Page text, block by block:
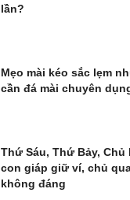
lần?
Mẹo mài kéo sắc lẹm
cần đá mài chuyên
Thứ Sáu, Thứ Bảy, Chủ
con giáp giữ ví, chủ
không đáng